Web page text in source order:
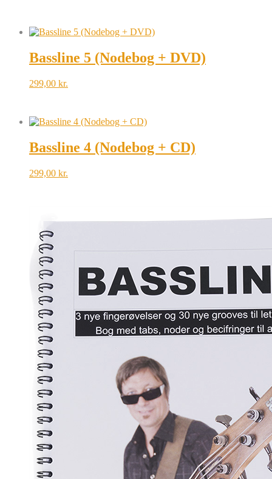
Bassline 5 (Nodebog + DVD)
299,00 kr.
Bassline 4 (Nodebog + CD)
299,00 kr.